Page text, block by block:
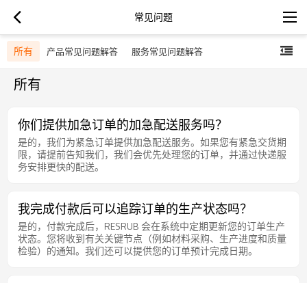
常见问题
所有 产品常见问题解答 服务常见问题解答
所有
你们提供加急订单的加急配送服务吗？
是的，我们为紧急订单提供加急配送服务。如果您有紧急交货期
限，请提前告知我们，我们会优先处理您的订单，并通过快递服
务安排更快的配送。
我完成付款后可以追踪订单的生产状态吗？
是的，付款完成后，RESRUB 会在系统中定期更新您的订单生产
状态。您将收到有关关键节点（例如材料采购、生产进度和质量
检验）的通知。我们还可以提供您的订单预计完成日期。